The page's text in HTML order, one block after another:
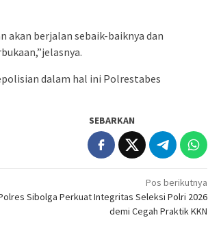
akan berjalan sebaik-baiknya dan
dalam hal ini Polrestabes
SEBARKAN
Pos berikutnya
Sibolga Perkuat Integritas Seleksi Polri 2026
demi Cegah Praktik KKN